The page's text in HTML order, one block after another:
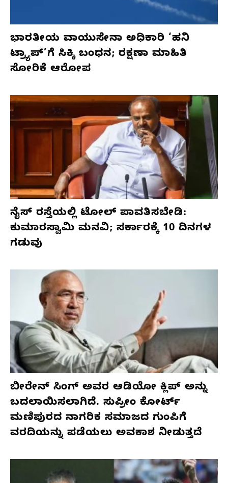
ಭಾರತೀಯ ವಾಯುಸೇನಾ ಅಧಿಕಾರಿ ‘ಹನಿ
ಟ್ರ್ಯಾಪ್’ಗೆ ಸಿಕ್ಕಿ ಬಂಧನ; ರಕ್ಷಣಾ ಮಾಹಿತಿ
ಸೋರಿಕೆ ಆರೋಪ
ನೈಸ್ ರಸ್ತೆಯಲ್ಲಿ ಟೋಲ್ ಪಾವತಿಸಬೇಡಿ:
ಕುಮಾರಸ್ವಾಮಿ ಮನವಿ; ಸರ್ಕಾರಕ್ಕೆ 10 ದಿನಗಳ
ಗಡುವು
ಬೀರೇನ್ ಸಿಂಗ್ ಅವರ ಆಡಿಯೋ ಕ್ಲಿಪ್ ಅನ್ನು
ಬದಲಾಯಿಸಲಾಗಿದೆ. ಸುಪ್ರೀಂ ಕೋರ್ಟ್
ಮಣಿಪುರದ ನಾಗರಿಕ ಸಮಾಜದ ಗುಂಪಿಗೆ
ವರದಿಯನ್ನು ಪಡೆಯಲು ಅವಕಾಶ ನೀಡುತ್ತದೆ